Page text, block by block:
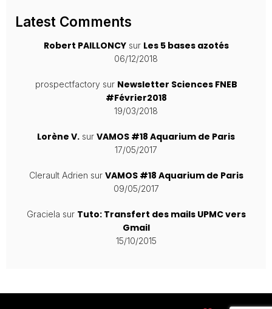
Latest Comments
Robert PAILLONCYsur Les 5 bases azotés
06/12/2018
prospectfactorysur Newsletter Sciences FNEB
#Février2018
19/03/2018
Lorène V. sur VAMOS #18 Aquarium de Paris
17/05/2017
Clerault Adrien sur VAMOS #18 Aquarium de Paris
09/05/2017
Graciela sur Tuto: Transfert des mails UPMC vers
Gmail
15/10/2015